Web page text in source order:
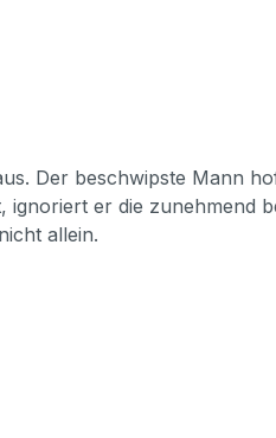
Der beschwipste Mann
er die zunehmend
allein.